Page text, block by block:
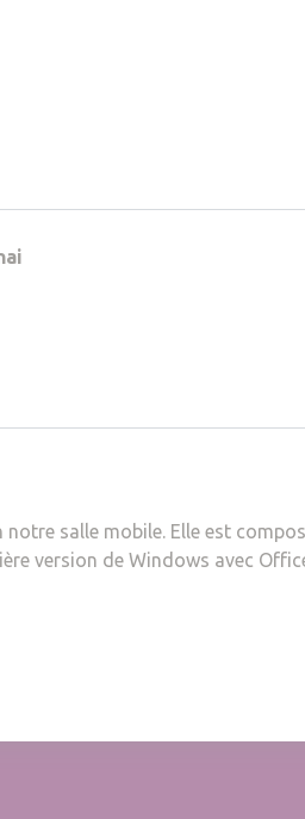
salle mobile. Elle est
version de Windows avec